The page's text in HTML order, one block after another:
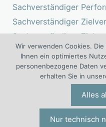
Sachverständiger
Sachverständiger
Sachverständiger
Suchen
Das Kompetenz Center
Experten für
Wolf
6 | 42283 Wuppertal |
Wir verwenden Cookies.
Ihnen ein optimiertes
personenbezogene Daten
erhalten Sie in
Alles
Nur technisch